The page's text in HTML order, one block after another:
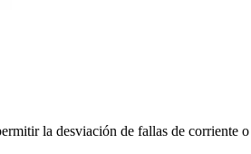
la desviación de fallas de corriente o